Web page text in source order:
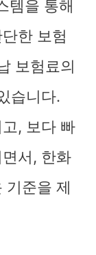
템을 통해
한 보험
보험료의
습니다.
, 보다 빠
서, 한화
기준을 제